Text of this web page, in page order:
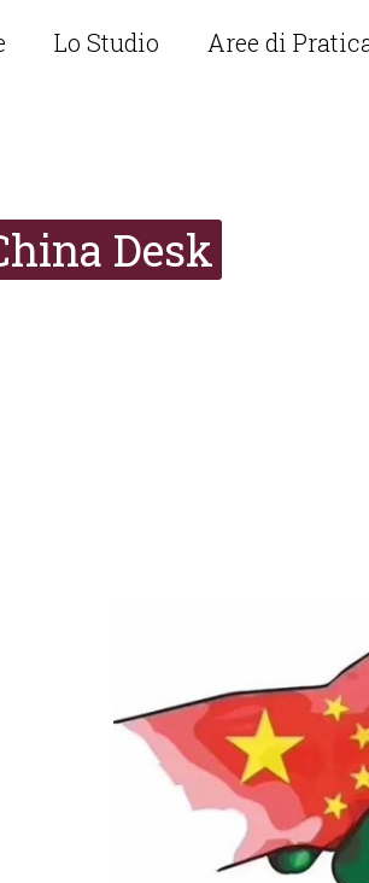
Lo Studio Aree di
Desk